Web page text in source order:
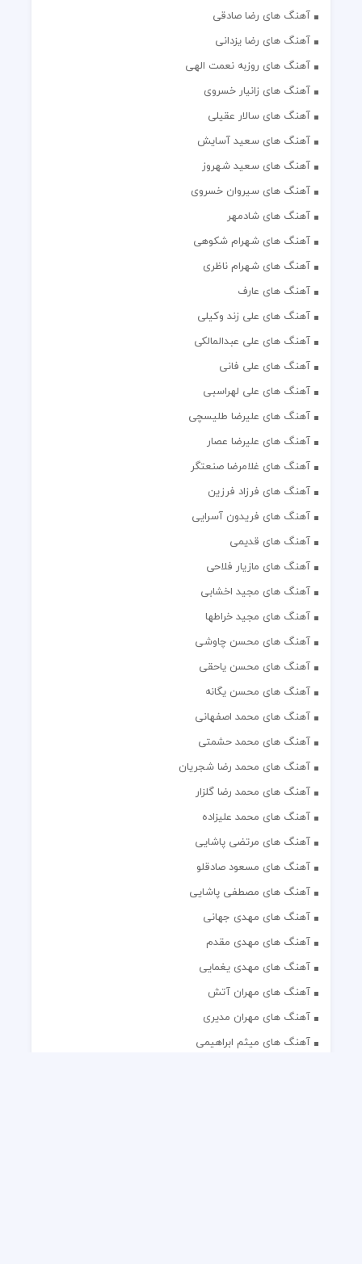
آهنگ های رضا صادقی
آهنگ های رضا یزدانی
آهنگ های روزبه نعمت الهی
آهنگ های زانیار خسروی
آهنگ های سالار عقیلی
آهنگ های سعید آسایش
آهنگ های سعید شهروز
آهنگ های سیروان خسروی
آهنگ های شادمهر
آهنگ های شهرام شکوهی
آهنگ های شهرام ناظری
آهنگ های عارف
آهنگ های علی زند وکیلی
آهنگ های علی عبدالمالکی
آهنگ های علی فانی
آهنگ های علی لهراسبی
آهنگ های علیرضا طلیسچی
آهنگ های علیرضا عصار
آهنگ های غلامرضا صنعتگر
آهنگ های فرزاد فرزین
آهنگ های فریدون آسرایی
آهنگ های قدیمی
آهنگ های مازیار فلاحی
آهنگ های مجید اخشابی
آهنگ های مجید خراطها
آهنگ های محسن چاوشی
آهنگ های محسن یاحقی
آهنگ های محسن یگانه
آهنگ های محمد اصفهانی
آهنگ های محمد حشمتی
آهنگ های محمد رضا شجریان
آهنگ های محمد رضا گلزار
آهنگ های محمد علیزاده
آهنگ های مرتضی پاشایی
آهنگ های مسعود صادقلو
آهنگ های مصطفی پاشایی
آهنگ های مهدی جهانی
آهنگ های مهدی مقدم
آهنگ های مهدی یغمایی
آهنگ های مهران آتش
آهنگ های مهران مدیری
آهنگ های میثم ابراهیمی